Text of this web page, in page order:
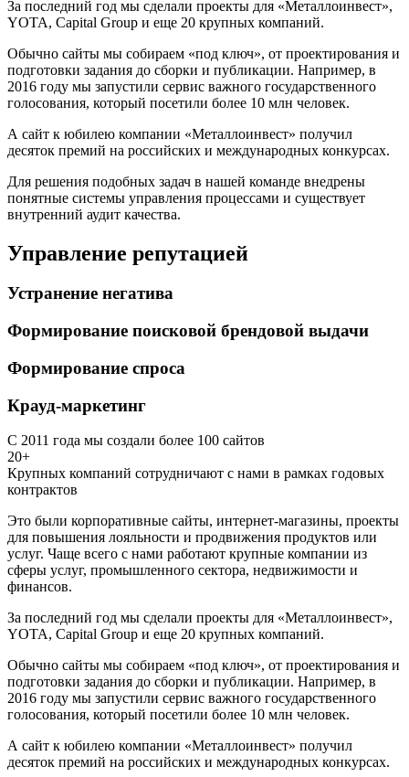
За последний год мы сделали проекты для «Металлоинвест»,
YOTA, Capital Group и еще 20 крупных компаний.
Обычно сайты мы собираем «под ключ», от проектирования и
подготовки задания до сборки и публикации. Например, в
2016 году мы запустили сервис важного государственного
голосования, который посетили более 10 млн человек.
А сайт к юбилею компании «Металлоинвест» получил
десяток премий на российских и международных конкурсах.
Для решения подобных задач в нашей команде внедрены
понятные системы управления процессами и существует
внутренний аудит качества.
Управление репутацией
Устранение негатива
Формирование поисковой брендовой выдачи
Формирование спроса
Крауд-маркетинг
С 2011 года мы создали более 100 сайтов
20+
Крупных компаний сотрудничают с нами в рамках годовых
контрактов
Это были корпоративные сайты, интернет-магазины, проекты
для повышения лояльности и продвижения продуктов или
услуг. Чаще всего с нами работают крупные компании из
сферы услуг, промышленного сектора, недвижимости и
финансов.
За последний год мы сделали проекты для «Металлоинвест»,
YOTA, Capital Group и еще 20 крупных компаний.
Обычно сайты мы собираем «под ключ», от проектирования и
подготовки задания до сборки и публикации. Например, в
2016 году мы запустили сервис важного государственного
голосования, который посетили более 10 млн человек.
А сайт к юбилею компании «Металлоинвест» получил
десяток премий на российских и международных конкурсах.